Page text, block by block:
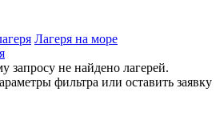
Лагеря на море
не найдено лагерей.
фильтра или оставить заявку